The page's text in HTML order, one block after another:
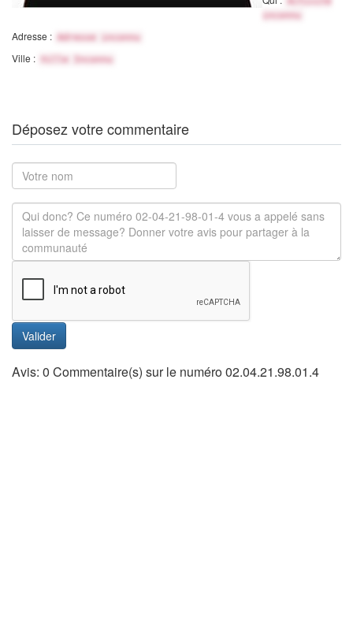
inconnu
Adresse : Adresse inconnu
Ville : Ville Inconnu
Déposez votre commentaire
Valider
Avis: 0 Commentaire(s) sur le numéro 02.04.21.98.01.4